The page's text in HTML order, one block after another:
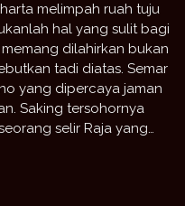
melimpah ruah tuju
hal yang sulit bagi
dilahirkan bukan
tadi diatas. Semar
yang dipercaya jaman
Saking tersohornya
selir Raja yang…